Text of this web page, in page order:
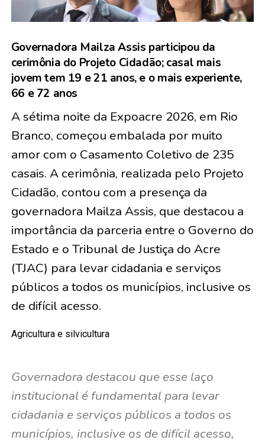
Governadora Mailza Assis participou da
cerimônia do Projeto Cidadão; casal mais
jovem tem 19 e 21 anos, e o mais experiente,
66 e 72 anos
A sétima noite da Expoacre 2026, em Rio
Branco, começou embalada por muito
amor com o Casamento Coletivo de 235
casais. A cerimônia, realizada pelo Projeto
Cidadão, contou com a presença da
governadora Mailza Assis, que destacou a
importância da parceria entre o Governo do
Estado e o Tribunal de Justiça do Acre
(TJAC) para levar cidadania e serviços
públicos a todos os municípios, inclusive os
de difícil acesso.
Agricultura e silvicultura
Governadora destacou que esse laço
institucional é fundamental para levar
cidadania e serviços públicos a todos os
municípios, inclusive os de difícil acesso,